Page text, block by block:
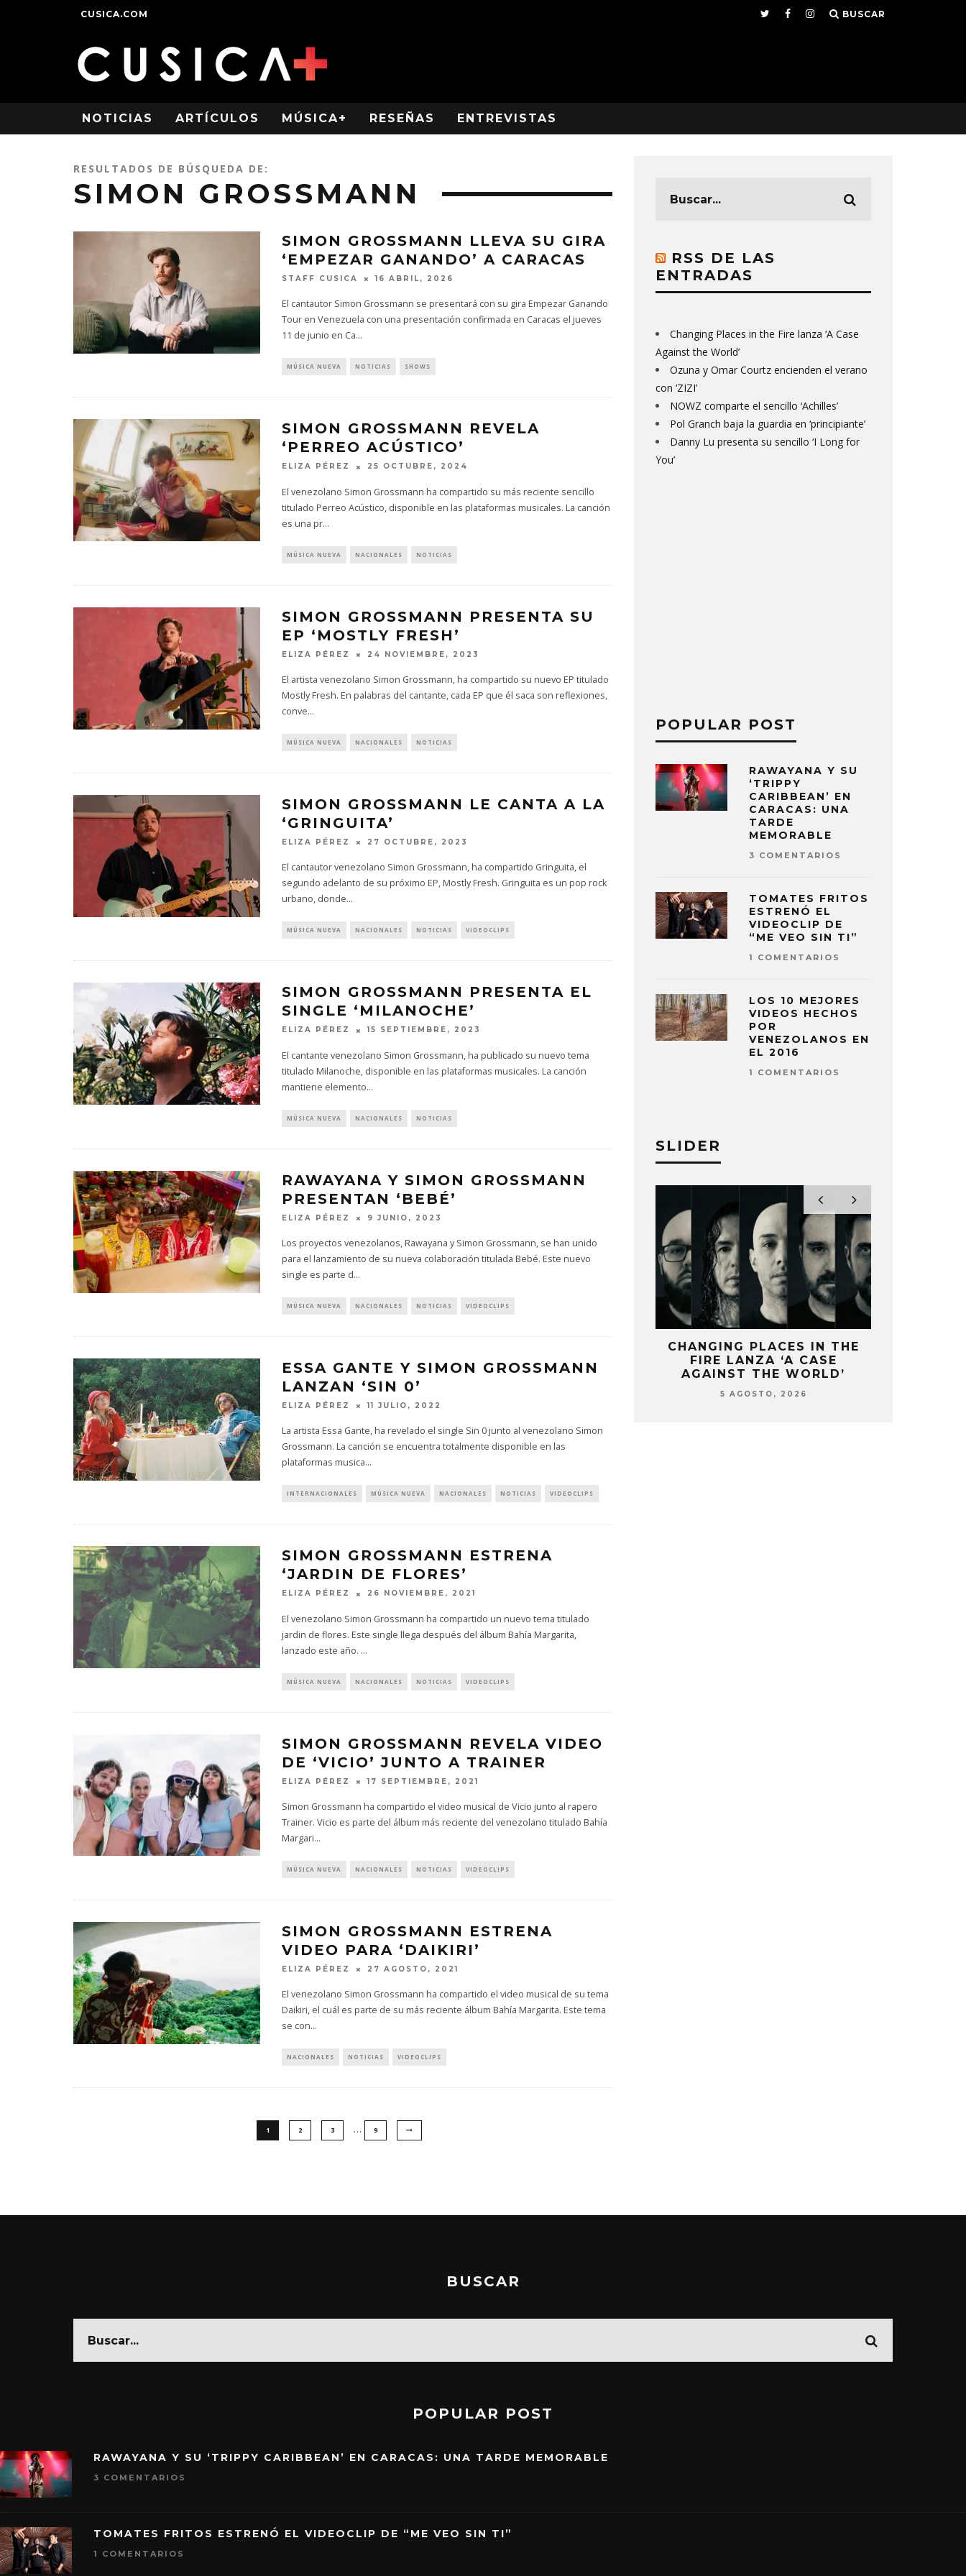
CUSICA.COM BUSCAR
NOTICIAS ARTÍCULOS MÚSICA+ RESEÑAS ENTREVISTAS
RESULTADOS DE BÚSQUEDA DE:
SIMON GROSSMANN
SIMON GROSSMANN LLEVA SU GIRA
‘EMPEZAR GANANDO’ A CARACAS
STAFF CUSICA 16 ABRIL, 2026
El cantautor Simon Grossmann se presentará con su gira Empezar Ganando
Tour en Venezuela con una presentación confirmada en Caracas el jueves
11 de junio en Ca...
MÚSICA NUEVA NOTICIAS SHOWS
SIMON GROSSMANN REVELA
‘PERREO ACÚSTICO’
ELIZA PÉREZ 25 OCTUBRE, 2024
El venezolano Simon Grossmann ha compartido su más reciente sencillo
titulado Perreo Acústico, disponible en las plataformas musicales. La canción
es una pr...
MÚSICA NUEVA NACIONALES NOTICIAS
SIMON GROSSMANN PRESENTA SU
EP ‘MOSTLY FRESH’
ELIZA PÉREZ 24 NOVIEMBRE, 2023
El artista venezolano Simon Grossmann, ha compartido su nuevo EP titulado
Mostly Fresh. En palabras del cantante, cada EP que él saca son reflexiones,
conve...
MÚSICA NUEVA NACIONALES NOTICIAS
SIMON GROSSMANN LE CANTA A LA
‘GRINGUITA’
ELIZA PÉREZ 27 OCTUBRE, 2023
El cantautor venezolano Simon Grossmann, ha compartido Gringuita, el
segundo adelanto de su próximo EP, Mostly Fresh. Gringuita es un pop rock
urbano, donde...
MÚSICA NUEVA NACIONALES NOTICIAS VIDEOCLIPS
SIMON GROSSMANN PRESENTA EL
SINGLE ‘MILANOCHE’
ELIZA PÉREZ 15 SEPTIEMBRE, 2023
El cantante venezolano Simon Grossmann, ha publicado su nuevo tema
titulado Milanoche, disponible en las plataformas musicales. La canción
mantiene elemento...
MÚSICA NUEVA NACIONALES NOTICIAS
RAWAYANA Y SIMON GROSSMANN
PRESENTAN ‘BEBÉ’
ELIZA PÉREZ 9 JUNIO, 2023
Los proyectos venezolanos, Rawayana y Simon Grossmann, se han unido
para el lanzamiento de su nueva colaboración titulada Bebé. Este nuevo
single es parte d...
MÚSICA NUEVA NACIONALES NOTICIAS VIDEOCLIPS
ESSA GANTE Y SIMON GROSSMANN
LANZAN ‘SIN 0’
ELIZA PÉREZ 11 JULIO, 2022
La artista Essa Gante, ha revelado el single Sin 0 junto al venezolano Simon
Grossmann. La canción se encuentra totalmente disponible en las
plataformas musica...
INTERNACIONALES MÚSICA NUEVA NACIONALES NOTICIAS VIDEOCLIPS
SIMON GROSSMANN ESTRENA
‘JARDIN DE FLORES’
ELIZA PÉREZ 26 NOVIEMBRE, 2021
El venezolano Simon Grossmann ha compartido un nuevo tema titulado
jardin de flores. Este single llega después del álbum Bahía Margarita,
lanzado este año. ...
MÚSICA NUEVA NACIONALES NOTICIAS VIDEOCLIPS
SIMON GROSSMANN REVELA VIDEO
DE ‘VICIO’ JUNTO A TRAINER
ELIZA PÉREZ 17 SEPTIEMBRE, 2021
Simon Grossmann ha compartido el video musical de Vicio junto al rapero
Trainer. Vicio es parte del álbum más reciente del venezolano titulado Bahía
Margari...
MÚSICA NUEVA NACIONALES NOTICIAS VIDEOCLIPS
SIMON GROSSMANN ESTRENA
VIDEO PARA ‘DAIKIRI’
ELIZA PÉREZ 27 AGOSTO, 2021
El venezolano Simon Grossmann ha compartido el video musical de su tema
Daikiri, el cuál es parte de su más reciente álbum Bahía Margarita. Este tema
se con...
NACIONALES NOTICIAS VIDEOCLIPS
1 2 3 … 9
RSS DE LAS
ENTRADAS
Changing Places in the Fire lanza ‘A Case
Against the World’
Ozuna y Omar Courtz encienden el verano
con ‘ZIZI’
NOWZ comparte el sencillo ‘Achilles’
Pol Granch baja la guardia en ‘principiante’
Danny Lu presenta su sencillo ‘I Long for
You’
POPULAR POST
RAWAYANA Y SU
‘TRIPPY
CARIBBEAN’ EN
CARACAS: UNA
TARDE
MEMORABLE
3 COMENTARIOS
TOMATES FRITOS
ESTRENÓ EL
VIDEOCLIP DE
“ME VEO SIN TI”
1 COMENTARIOS
LOS 10 MEJORES
VIDEOS HECHOS
POR
VENEZOLANOS EN
EL 2016
1 COMENTARIOS
SLIDER
SENCILLO ‘SWEAT’
CHANGING PLACES IN THE
FIRE LANZA ‘A CASE
AGAINST THE WORLD’
5 AGOSTO, 2026
BUSCAR
POPULAR POST
RAWAYANA Y SU ‘TRIPPY CARIBBEAN’ EN CARACAS: UNA TARDE MEMORABLE
3 COMENTARIOS
TOMATES FRITOS ESTRENÓ EL VIDEOCLIP DE “ME VEO SIN TI”
1 COMENTARIOS